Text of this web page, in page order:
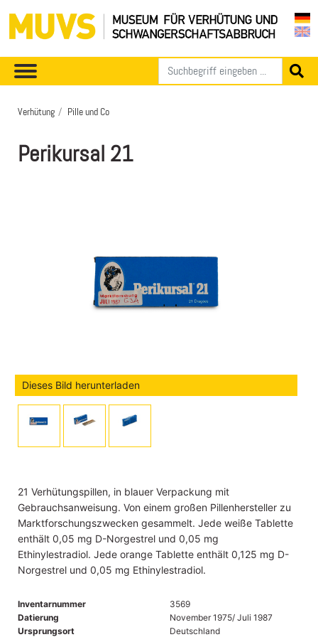
Verhütung Pille und Co
Perikursal 21
Dieses Bild herunterladen
21 Verhütungspillen, in blauer Verpackung mit
Gebrauchsanweisung. Von einem großen Pillenhersteller zu
Marktforschungszwecken gesammelt. Jede weiße Tablette
enthält 0,05 mg D-Norgestrel und 0,05 mg
Ethinylestradiol. Jede orange Tablette enthält 0,125 mg D-
Norgestrel und 0,05 mg Ethinylestradiol.
Inventarnummer
3569
Datierung
November 1975/ Juli 1987
Ursprungsort
Deutschland